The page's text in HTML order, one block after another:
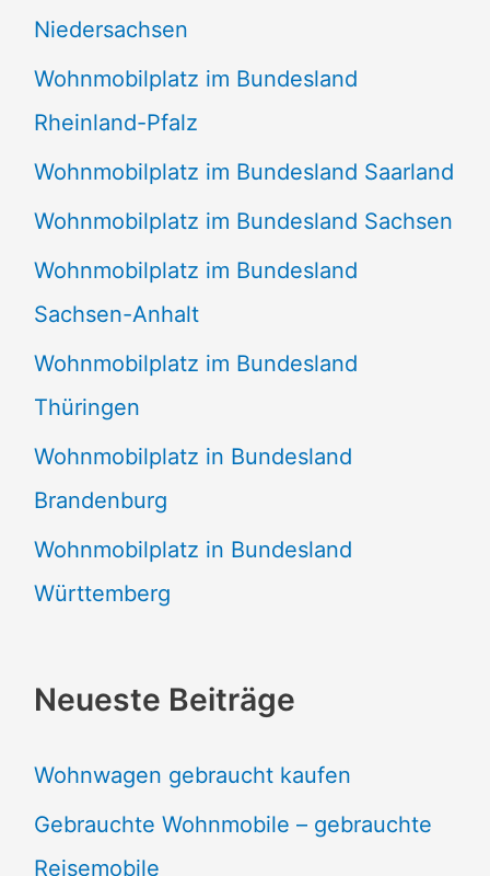
Niedersachsen
Wohnmobilplatz im Bundesland
Rheinland-Pfalz
Wohnmobilplatz im Bundesland Saarland
Wohnmobilplatz im Bundesland Sachsen
Wohnmobilplatz im Bundesland
Sachsen-Anhalt
Wohnmobilplatz im Bundesland
Thüringen
Wohnmobilplatz in Bundesland
Brandenburg
Wohnmobilplatz in Bundesland
Württemberg
Neueste Beiträge
Wohnwagen gebraucht kaufen
Gebrauchte Wohnmobile – gebrauchte
Reisemobile